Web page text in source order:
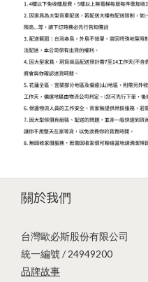
關於我們
台灣歐必斯股份有限公司
統一編號 / 24949200
品牌故事